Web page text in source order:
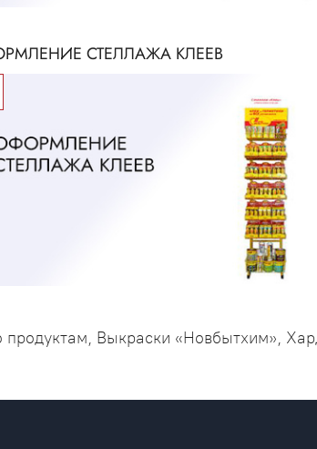
СТЕЛЛАЖА КЛЕЕВ
продуктам, Выкраски «Новбытхим»,